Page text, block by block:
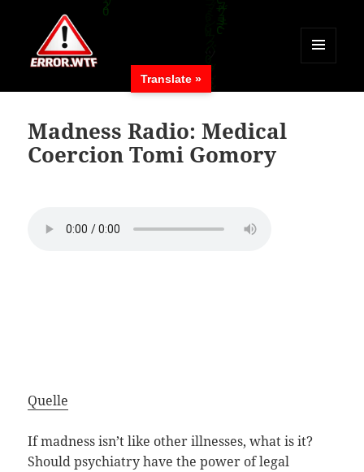
MENÜ
WIDGETS
Madness Radio: Medical
Coercion Tomi Gomory
Quelle
If madness isn’t like other illnesses, what is it?
Should psychiatry have the power of legal
Translate »